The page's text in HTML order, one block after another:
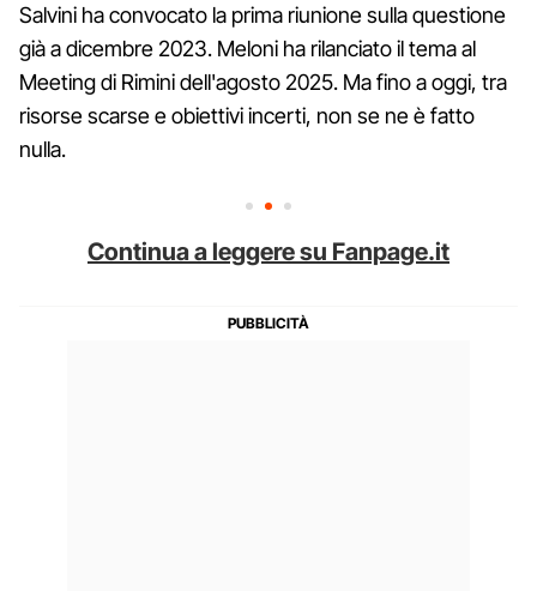
Salvini ha convocato la prima riunione sulla questione
già a dicembre 2023. Meloni ha rilanciato il tema al
Meeting di Rimini dell'agosto 2025. Ma fino a oggi, tra
risorse scarse e obiettivi incerti, non se ne è fatto
nulla.
Continua a leggere su Fanpage.it